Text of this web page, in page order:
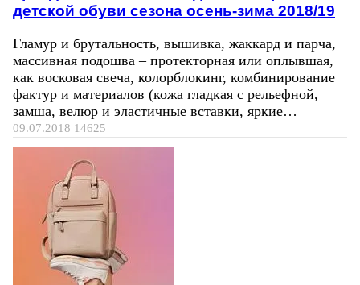
детской обуви сезона осень-зима 2018/19
Гламур и брутальность, вышивка, жаккард и парча,
массивная подошва – протекторная или оплывшая,
как восковая свеча, колорблокинг, комбинирование
фактур и материалов (кожа гладкая с рельефной,
замша, велюр и эластичные вставки, яркие…
09.07.2018 14625